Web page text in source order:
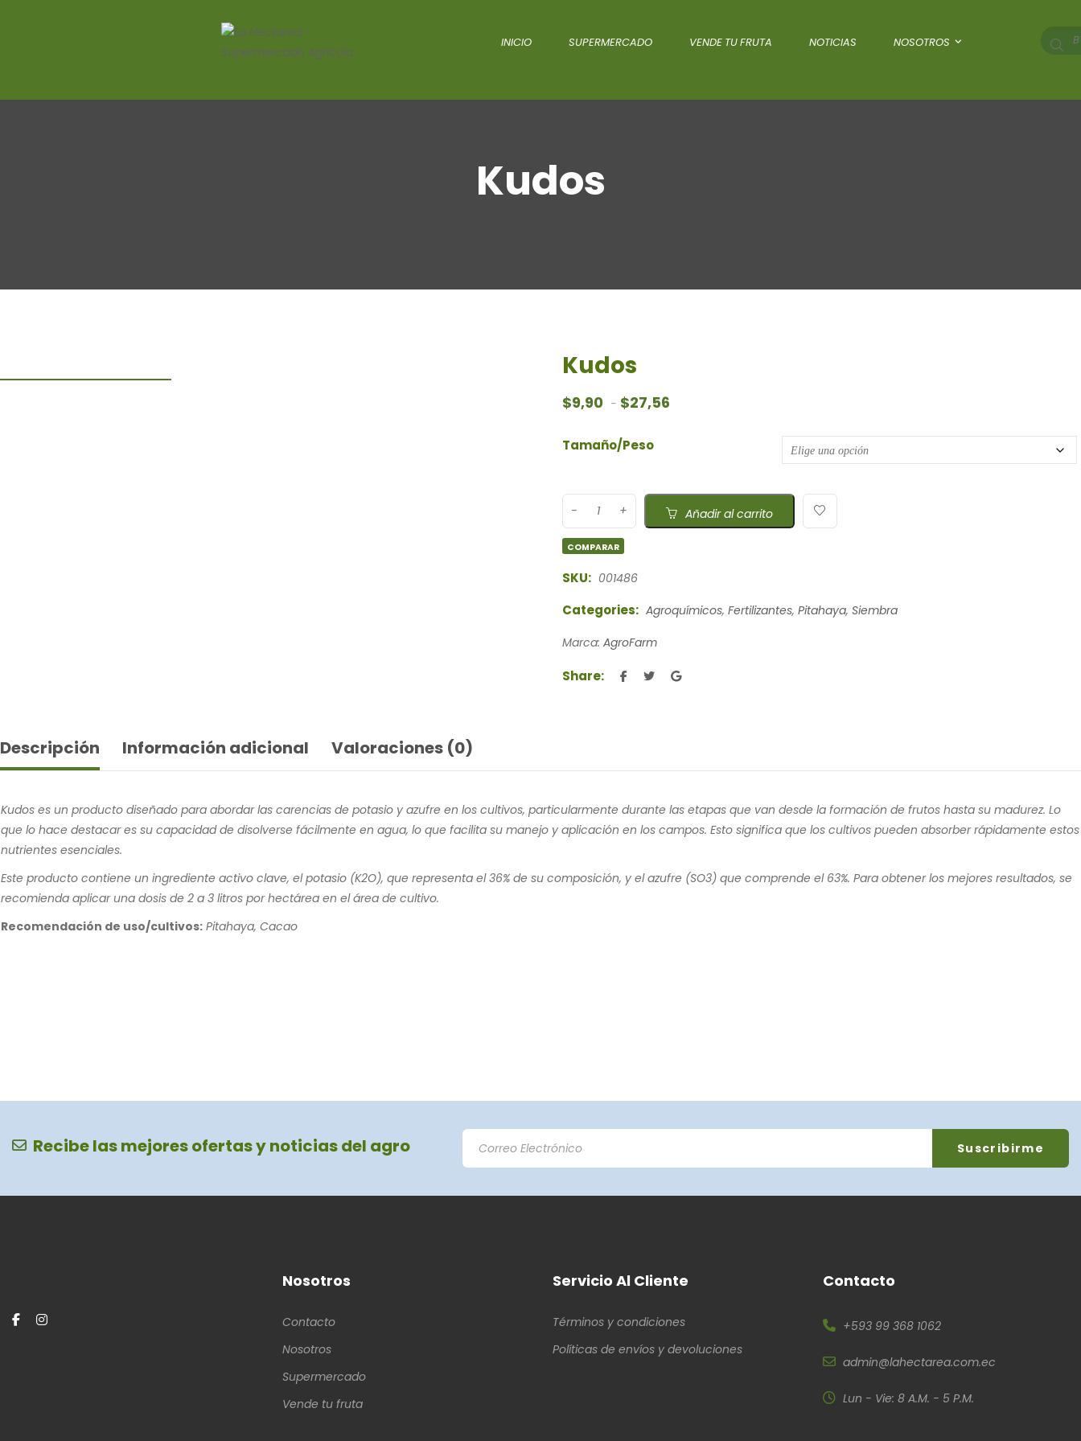
INICIO SUPERMERCADO VENDE TU FRUTA NOTICIAS NOSOTROS
Kudos
Kudos
$9,90 - $27,56
Tamaño/Peso
Añadir al carrito
COMPARAR
SKU: 001486
Categories: Agroquímicos, Fertilizantes, Pitahaya, Siembra
Marca: AgroFarm
Share:
Descripción Información adicional Valoraciones (0)
Kudos es un producto diseñado para abordar las carencias de potasio y azufre en los cultivos, particularmente durante las etapas que van desde la formación de frutos hasta su madurez. Lo
que lo hace destacar es su capacidad de disolverse fácilmente en agua, lo que facilita su manejo y aplicación en los campos. Esto significa que los cultivos pueden absorber rápidamente estos
nutrientes esenciales.
Este producto contiene un ingrediente activo clave, el potasio (K2O), que representa el 36% de su composición, y el azufre (SO3) que comprende el 63%. Para obtener los mejores resultados, se
recomienda aplicar una dosis de 2 a 3 litros por hectárea en el área de cultivo.
Recomendación de uso/cultivos: Pitahaya, Cacao
Recibe las mejores ofertas y noticias del agro
Nosotros
Contacto
Nosotros
Supermercado
Vende tu fruta
Servicio Al Cliente
Términos y condiciones
Políticas de envíos y devoluciones
Contacto
+593 99 368 1062
admin@lahectarea.com.ec
Lun - Vie: 8 A.M. - 5 P.M.